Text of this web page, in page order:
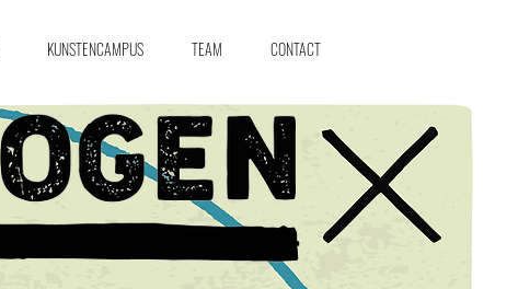
KUNSTENCAMPUS TEAM CONTACT